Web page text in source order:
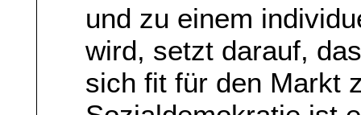
und zu einem
wird, setzt darauf,
sich fit für den Markt